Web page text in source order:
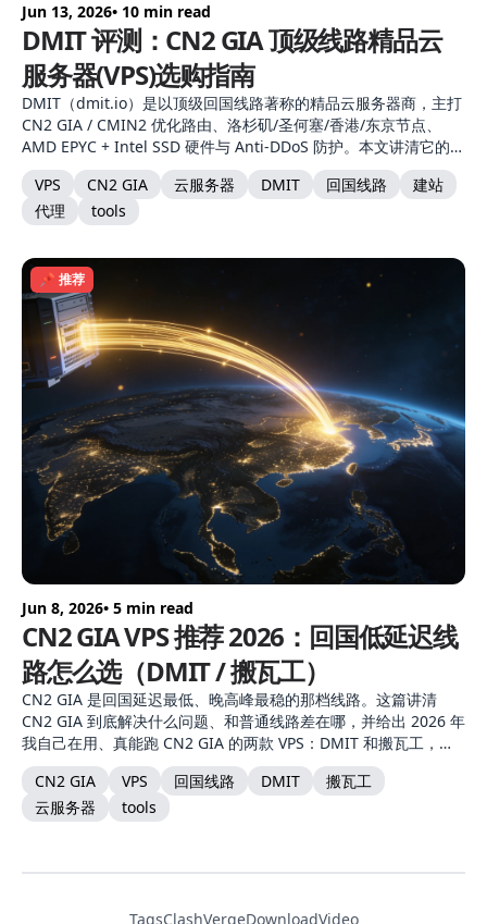
Jun 13, 2026• 10 min read
DMIT 评测：CN2 GIA 顶级线路精品云
服务器(VPS)选购指南
DMIT（dmit.io）是以顶级回国线路著称的精品云服务器商，主打
CN2 GIA / CMIN2 优化路由、洛杉矶/圣何塞/香港/东京节点、
AMD EPYC + Intel SSD 硬件与 Anti-DDoS 防护。本文讲清它的三
档网络配置、节点选择、产品形态与自建节点适配。
VPS CN2 GIA 云服务器 DMIT 回国线路
建站
代理
tools
📌 推荐
Jun 8, 2026• 5 min read
CN2 GIA VPS 推荐 2026：回国低延迟线
路怎么选（DMIT / 搬瓦工）
CN2 GIA 是回国延迟最低、晚高峰最稳的那档线路。这篇讲清
CN2 GIA 到底解决什么问题、和普通线路差在哪，并给出 2026 年
我自己在用、真能跑 CN2 GIA 的两款 VPS：DMIT 和搬瓦工，附
选购建议。
CN2 GIA VPS 回国线路 DMIT
搬瓦工
云服务器
tools
TagsClashVergeDownloadVideo